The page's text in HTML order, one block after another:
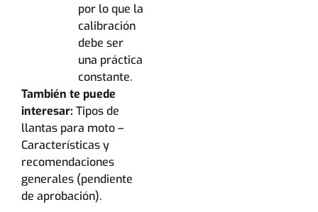
por lo que la
calibración
debe ser
una práctica
constante.
También te puede
interesar: Tipos de
llantas para moto –
Características y
recomendaciones
generales (pendiente
de aprobación).